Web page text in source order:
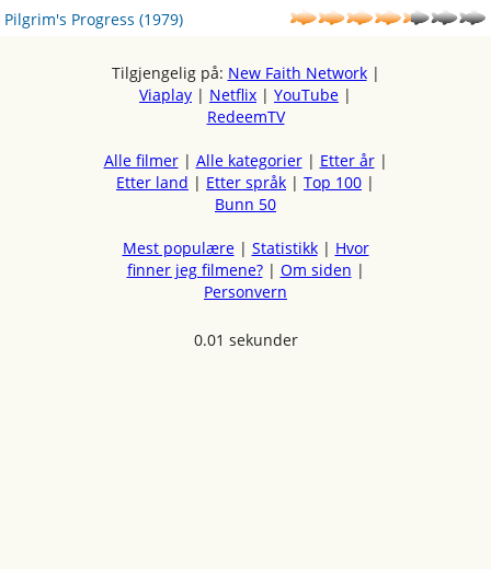
Pilgrim's Progress (1979)
Tilgjengelig på: New Faith Network|
Viaplay | Netflix | YouTube |
RedeemTV
Alle filmer| Alle kategorier| Etter år|
Etter land | Etter språk | Top 100 |
Bunn 50
Mest populære| Statistikk| Hvor
finner jeg filmene?| Om siden |
Personvern
0.01 sekunder